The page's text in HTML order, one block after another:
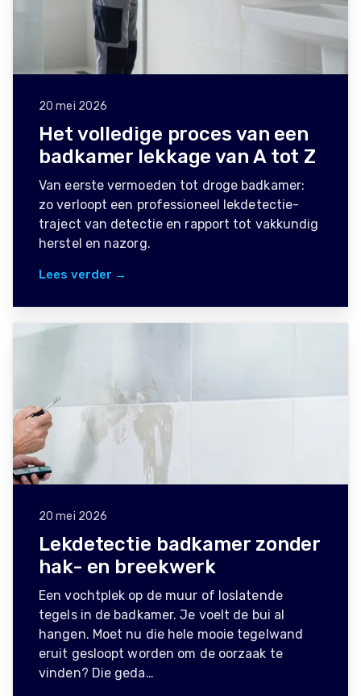
20 mei 2026
Het volledige proces van een
badkamer lekkage van A tot Z
Van eerste vermoeden tot droge badkamer:
zo verloopt een professioneel lekdetectie-
traject van detectie en rapport tot vakkundig
herstel en nazorg.
Lees verder →
20 mei 2026
Lekdetectie badkamer zonder
hak- en breekwerk
Een vochtplek op de muur of loslatende
tegels in de badkamer. Je voelt de bui al
hangen. Moet nu die hele mooie tegelwand
eruit gesloopt worden om de oorzaak te
vinden? Die geda…